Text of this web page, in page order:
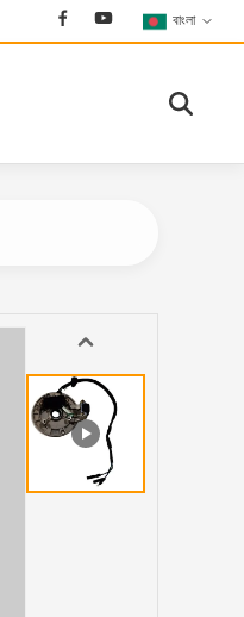
বাংলা